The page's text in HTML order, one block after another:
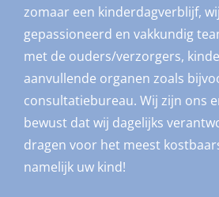
zomaar een kinderdagverblijf,
gepassioneerd en vakkundig
met de ouders/verzorgers,
aanvullende organen zoals
consultatiebureau. Wij zijn ons
bewust dat wij dagelijks
dragen voor het meest
namelijk uw kind!